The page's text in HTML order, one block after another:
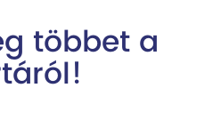
többet a